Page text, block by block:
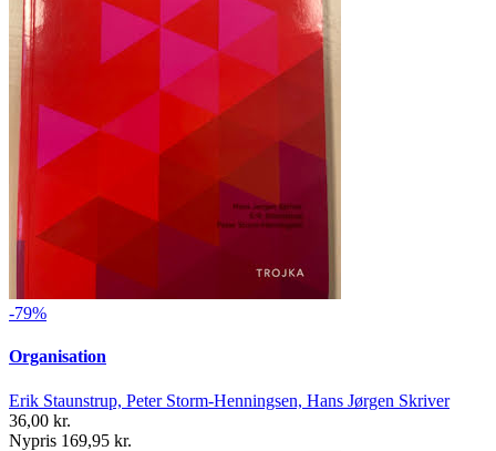
-79%
Organisation
Erik Staunstrup, Peter Storm-Henningsen, Hans Jørgen Skriver
36,00 kr.
Nypris 169,95 kr.